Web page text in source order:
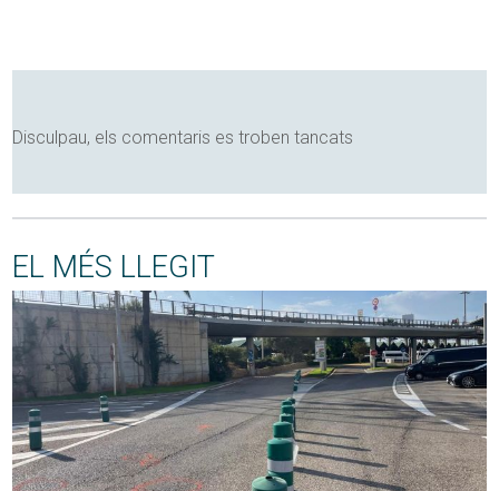
Disculpau, els comentaris es troben tancats
EL MÉS LLEGIT